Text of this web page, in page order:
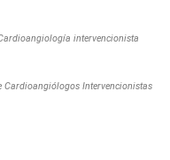
intervencionista
Cardioangiólogos Intervencionistas